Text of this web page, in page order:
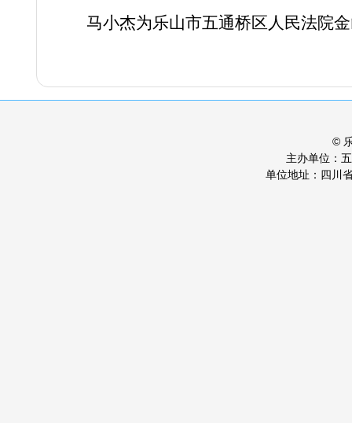
马小杰为乐山市五通桥区人民法院
©
主办单位：
单位地址：四川